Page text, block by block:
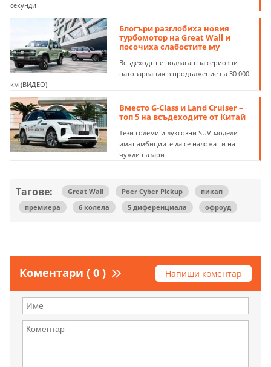
секунди
Блогъри разглобиха новия
турбомотор на Great Wall и
посочиха слабостите му
Всъдеходът е подлаган на сериозни
натоварвания в продължение на 30 000
км (ВИДЕО)
Вместо G-Class и Land Cruiser –
топ 5 на всъдеходите от Китай
Тези големи и луксозни SUV-модели
имат амбициите да се наложат и на
чужди пазари
Тагове: Great Wall Poer Cyber ​​​​Pickup
пикап
премиера
6 колела 5 диференциала офроуд
Коментари ( 0 ) Напиши коментар